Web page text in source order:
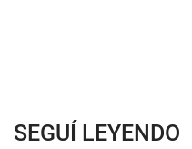
SEGUÍ LEYENDO